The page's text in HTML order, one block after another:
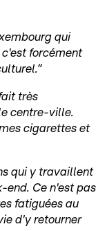
qui
c'est forcément
très
centre-ville.
cigarettes et
qui y travaillent
end. Ce n'est pas
fatiguées au
d'y retourner